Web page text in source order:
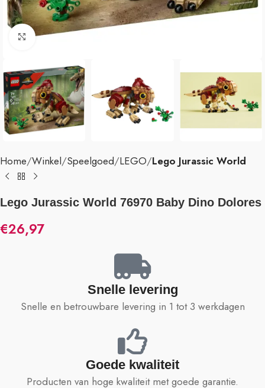
Klik om te vergroten
Home Winkel Speelgoed LEGO Lego Jurassic World
Lego Jurassic World 76970 Baby Dino Dolores
€26,97
Snelle levering
Snelle en betrouwbare levering in 1 tot 3 werkdagen
Goede kwaliteit
Producten van hoge kwaliteit met goede garantie.